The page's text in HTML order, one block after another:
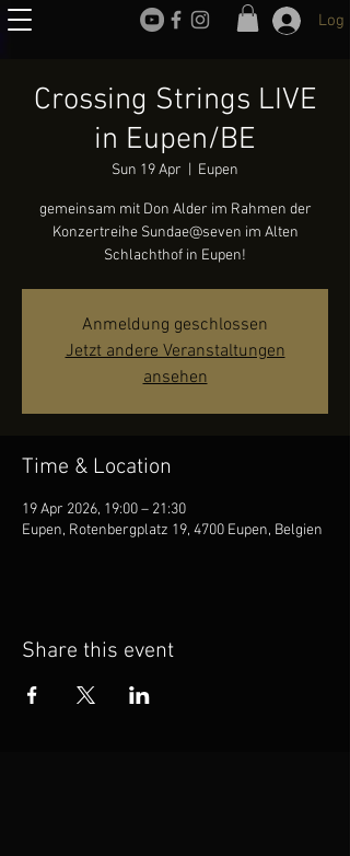
Log
Crossing Strings LIVE
in Eupen/BE
Sun 19 Apr Eupen
gemeinsam mit Don Alder im Rahmen der
Konzertreihe Sundae@seven im Alten
Schlachthof in Eupen!
Anmeldung geschlossen
Jetzt andere Veranstaltungen
ansehen
Time & Location
19 Apr 2026, 19:00 – 21:30
Eupen, Rotenbergplatz 19, 4700 Eupen, Belgien
Share this event